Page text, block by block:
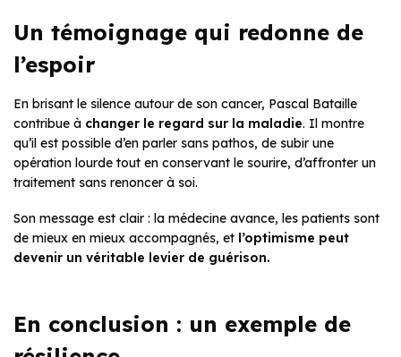
Un témoignage qui redonne de
l’espoir
En brisant le silence autour de son cancer, Pascal Bataille
contribue à changer le regard sur la maladie. Il montre
qu’il est possible d’en parler sans pathos, de subir une
opération lourde tout en conservant le sourire, d’affronter un
traitement sans renoncer à soi.
Son message est clair : la médecine avance, les patients sont
de mieux en mieux accompagnés, et l’optimisme peut
devenir un véritable levier de guérison.
En conclusion : un exemple de